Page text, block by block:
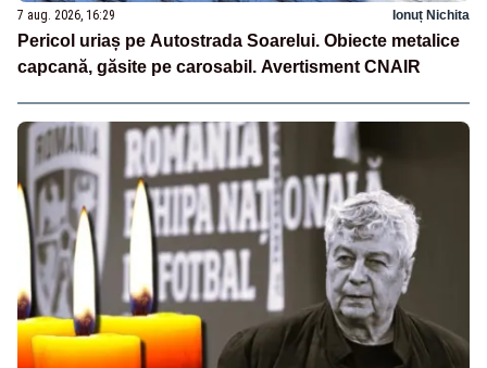
7 aug. 2026, 16:29 Ionuț Nichita
Pericol uriaș pe Autostrada Soarelui. Obiecte metalice
capcană, găsite pe carosabil. Avertisment CNAIR